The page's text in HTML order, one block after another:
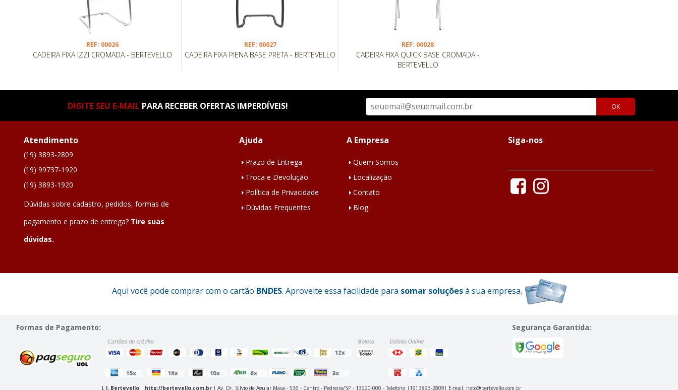
REF: 00026
CADEIRA FIXA IZZI CROMADA - BERTEVELLO
REF: 00027
CADEIRA FIXA PIENA BASE PRETA - BERTEVELLO
REF: 00028
CADEIRA FIXA QUICK BASE CROMADA -
BERTEVELLO
DIGITE SEU E-MAIL PARA RECEBER OFERTAS IMPERDÍVEIS! OK
Atendimento
(19) 3893-2809
(19) 99737-1920
(19) 3893-1920
Dúvidas sobre cadastro, pedidos, formas de
pagamento e prazo de entrega? Tire suas
dúvidas.
Ajuda
Prazo de Entrega
Troca e Devolução
Política de Privacidade
Dúvidas Frequentes
A Empresa
Quem Somos
Localização
Contato
Blog
Siga-nos
Aqui você pode comprar com o cartão BNDES. Aproveite essa facilidade para somar soluçõesà sua empresa.
Formas de Pagamento: Segurança Garantida:
J. I. Bertevello | http://bertevello.com.br | Av. Dr. Silvio de Aguiar Maya - 536 - Centro - Pedreira/SP - 13920-000 - Telefone: (19) 3893-2809| E-mail: neto@bertevello.com.br